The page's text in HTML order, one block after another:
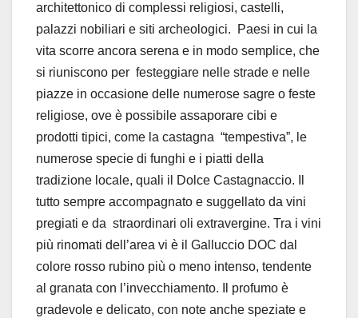
architettonico di complessi religiosi, castelli,
palazzi nobiliari e siti archeologici.
Paesi in cui la
vita scorre ancora serena e in modo semplice, che
si riuniscono per festeggiare nelle strade e nelle
piazze in occasione delle numerose sagre o feste
religiose, ove è possibile assaporare cibi e
prodotti tipici, come la castagna “tempestiva”, le
numerose specie di funghi e i piatti della
tradizione locale, quali il Dolce Castagnaccio. Il
tutto sempre accompagnato e suggellato da vini
pregiati e da straordinari oli extravergine. Tra i vini
più rinomati dell’area vi è il Galluccio DOC dal
colore rosso rubino più o meno intenso, tendente
al granata con l’invecchiamento. Il profumo è
gradevole e delicato, con note anche speziate e